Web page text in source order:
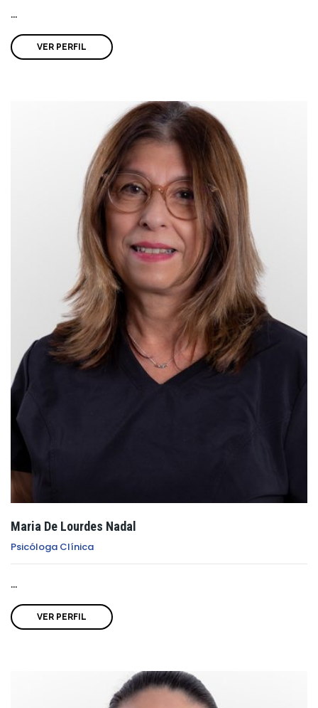
...
VER PERFIL
Maria De Lourdes Nadal
Psicóloga Clínica
...
VER PERFIL